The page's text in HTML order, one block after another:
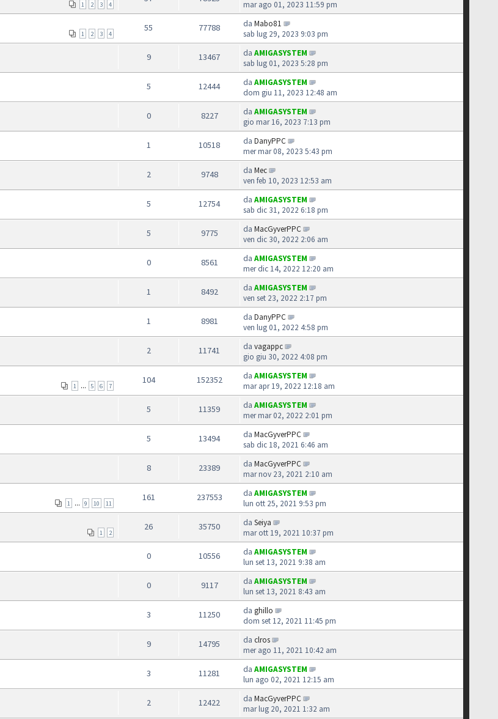
1 2 3 4
mar ago 01, 2023 11:59 pm
1 2 3 4
55 77788 da Mabo81
sab lug 29, 2023 9:03 pm
9 13467 da AMIGASYSTEM
sab lug 01, 2023 5:28 pm
5 12444 da AMIGASYSTEM
dom giu 11, 2023 12:48 am
0 8227 da AMIGASYSTEM
gio mar 16, 2023 7:13 pm
1 10518 da DanyPPC
mer mar 08, 2023 5:43 pm
2 9748 da Mec
ven feb 10, 2023 12:53 am
5 12754 da AMIGASYSTEM
sab dic 31, 2022 6:18 pm
5 9775 da MacGyverPPC
ven dic 30, 2022 2:06 am
0 8561 da AMIGASYSTEM
mer dic 14, 2022 12:20 am
1 8492 da AMIGASYSTEM
ven set 23, 2022 2:17 pm
1 8981 da DanyPPC
ven lug 01, 2022 4:58 pm
2 11741 da vagappc
gio giu 30, 2022 4:08 pm
1 ... 5 6 7
104 152352 da AMIGASYSTEM
mar apr 19, 2022 12:18 am
5 11359 da AMIGASYSTEM
mer mar 02, 2022 2:01 pm
5 13494 da MacGyverPPC
sab dic 18, 2021 6:46 am
8 23389 da MacGyverPPC
mar nov 23, 2021 2:10 am
1 ... 9 10 11
161 237553 da AMIGASYSTEM
lun ott 25, 2021 9:53 pm
1 2
26 35750 da Seiya
mar ott 19, 2021 10:37 pm
0 10556 da AMIGASYSTEM
lun set 13, 2021 9:38 am
0 9117 da AMIGASYSTEM
lun set 13, 2021 8:43 am
3 11250 da ghillo
dom set 12, 2021 11:45 pm
9 14795 da clros
mer ago 11, 2021 10:42 am
3 11281 da AMIGASYSTEM
lun ago 02, 2021 12:15 am
2 12422 da MacGyverPPC
mar lug 20, 2021 1:32 am